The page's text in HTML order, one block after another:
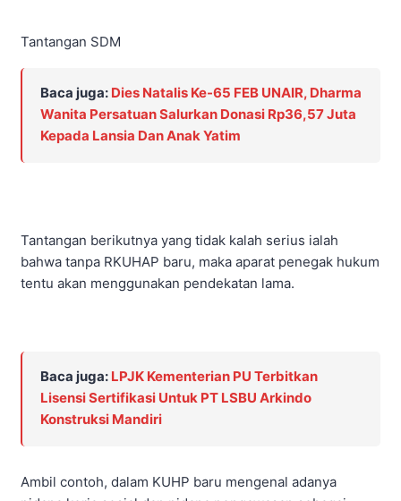
Tantangan SDM
Baca juga: Dies Natalis Ke-65 FEB UNAIR, Dharma
Wanita Persatuan Salurkan Donasi Rp36,57 Juta
Kepada Lansia Dan Anak Yatim
Tantangan berikutnya yang tidak kalah serius ialah
bahwa tanpa RKUHAP baru, maka aparat penegak hukum
tentu akan menggunakan pendekatan lama.
Baca juga: LPJK Kementerian PU Terbitkan
Lisensi Sertifikasi Untuk PT LSBU Arkindo
Konstruksi Mandiri
Ambil contoh, dalam KUHP baru mengenal adanya